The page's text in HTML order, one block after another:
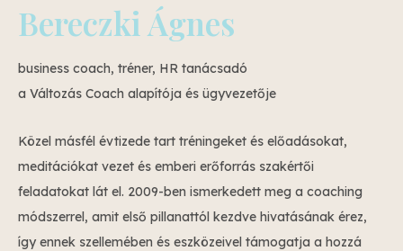
Bereczki Ágnes
business coach, tréner, HR tanácsadó
a Változás Coach alapítója és ügyvezetője
Közel másfél évtizede tart tréningeket és előadásokat,
meditációkat vezet és emberi erőforrás szakértői
feladatokat lát el. 2009-ben ismerkedett meg a coaching
módszerrel, amit első pillanattól kezdve hivatásának érez,
így ennek szellemében és eszközeivel támogatja a hozzá